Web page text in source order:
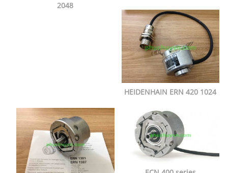
2048
HEIDENHAIN ERN 420 1024